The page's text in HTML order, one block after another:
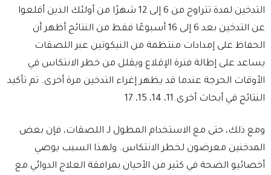
التدخين لمدة تتراوح من 6 إلى 12 شهرًا من أولئك الذين أقلعوا
عن التدخين بعد 6 إلى 16 أسبوعًا فقط من النتائج أظهر أن
الحفاظ على إمدادات منتظمة من النيكوتين عبر اللصقات
يساعد على إطالة فترة الإقلاع ويقلل من خطر الانتكاس في
الأوقات الحرجة عندما قد يظهر إغراء التدخين مرة أخرى. تم تأكيد
النتائج في أبحاث أخرى.11، 14، 15، 17
ومع ذلك، حتى مع الاستخدام المطول لـ اللصقات، فإن بعض
المدخنين معرضون لخطر الانتكاس. ولهذا السبب يوصي
أخصائيو الصحة في كثير من الأحيان بمرافقة العلاج الدوائي مع